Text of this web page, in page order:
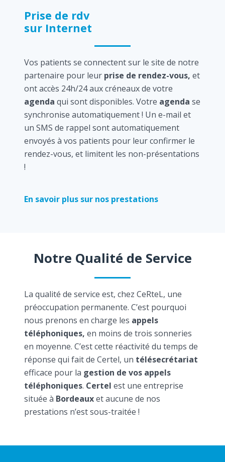
Prise de rdv
sur Internet
Vos patients se connectent sur le site de notre
partenaire pour leur prise de rendez-vous, et
ont accès 24h/24 aux créneaux de votre
agenda qui sont disponibles. Votre agenda se
synchronise automatiquement ! Un e-mail et
un SMS de rappel sont automatiquement
envoyés à vos patients pour leur confirmer le
rendez-vous, et limitent les non-présentations
!
En savoir plus sur nos prestations
Notre Qualité de Service
La qualité de service est, chez CeRteL, une
préoccupation permanente. C’est pourquoi
nous prenons en charge les appels
téléphoniques, en moins de trois sonneries
en moyenne. C’est cette réactivité du temps de
réponse qui fait de Certel, un télésecrétariat
efficace pour la gestion de vos appels
téléphoniques. Certel est une entreprise
située à Bordeauxet aucune de nos
prestations n’est sous-traitée !